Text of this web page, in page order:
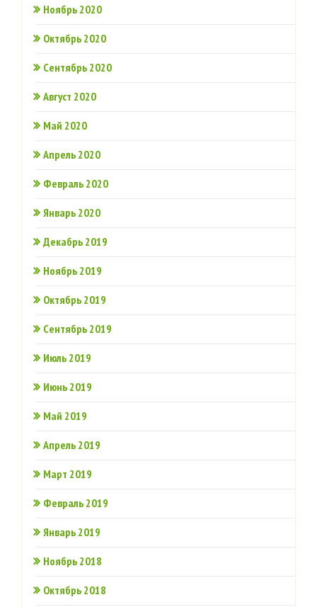
Ноябрь 2020
Октябрь 2020
Сентябрь 2020
Август 2020
Май 2020
Апрель 2020
Февраль 2020
Январь 2020
Декабрь 2019
Ноябрь 2019
Октябрь 2019
Сентябрь 2019
Июль 2019
Июнь 2019
Май 2019
Апрель 2019
Март 2019
Февраль 2019
Январь 2019
Ноябрь 2018
Октябрь 2018